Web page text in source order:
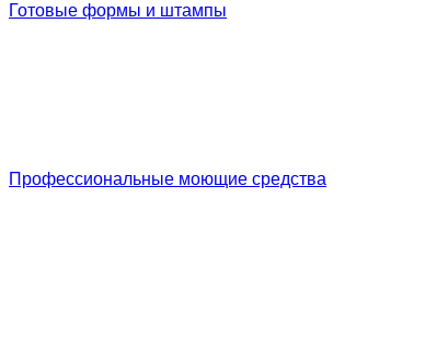
Готовые формы и штампы
Профессиональные моющие средства